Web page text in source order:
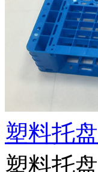
塑料托盘
塑料托盘